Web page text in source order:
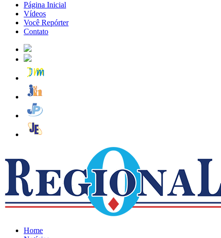
Página Inicial
Vídeos
Você Repórter
Contato
Home